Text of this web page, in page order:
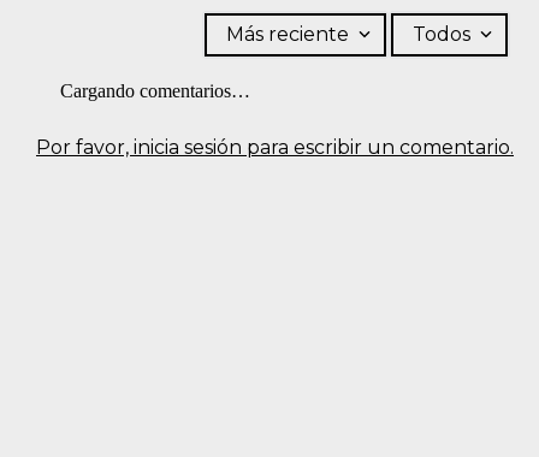
Por favor, inicia sesión para escribir un comentario.
Más reciente Todos
Cargando comentarios…